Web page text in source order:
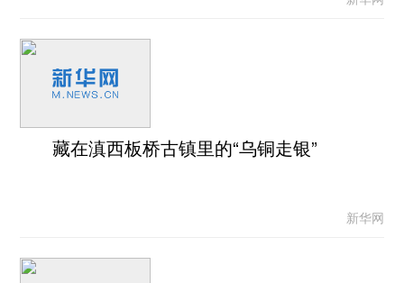
藏在滇西板桥古镇里的“乌铜走银”
新华网